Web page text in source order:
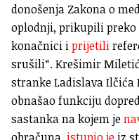
donošenja Zakona o
oplodnji, prikupili preko
konačnici iprijetili
srušili“. Krešimir
stranke Ladislava Ilčića
obnašao funkciju
sastanka na kojem je